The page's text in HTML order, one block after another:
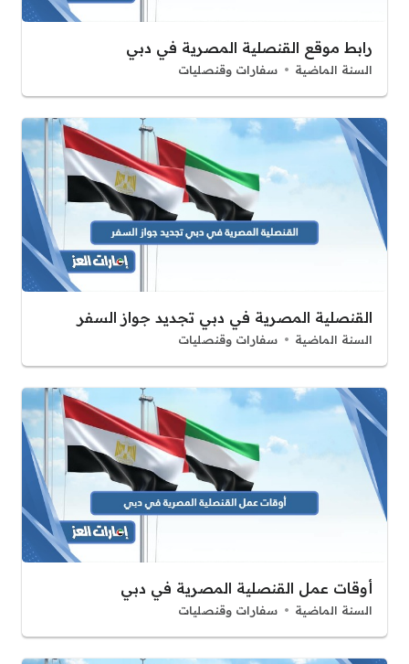
رابط موقع القنصلية المصرية في دبي
السنة الماضية سفارات وقنصليات
القنصلية المصرية في دبي تجديد جواز السفر
السنة الماضية سفارات وقنصليات
أوقات عمل القنصلية المصرية في دبي
السنة الماضية سفارات وقنصليات